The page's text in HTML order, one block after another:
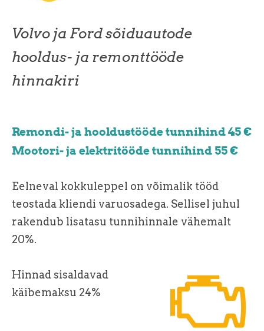
Volvo ja Ford sõiduautode
hooldus- ja remonttööde
hinnakiri
Remondi- ja hooldustööde tunnihind 45 €
Mootori- ja elektritööde tunnihind 55 €
Eelneval kokkuleppel on võimalik tööd
teostada kliendi varuosadega. Sellisel juhul
rakendub lisatasu tunnihinnale vähemalt
20%.
Hinnad sisaldavad
käibemaksu 24%